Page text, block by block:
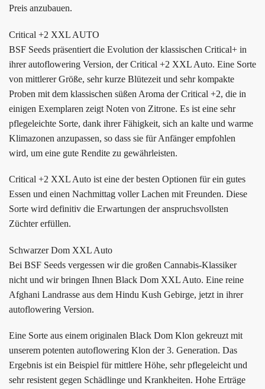
Preis anzubauen.
Critical +2 XXL AUTO
BSF Seeds präsentiert die Evolution der klassischen Critical+ in
ihrer autoflowering Version, der Critical +2 XXL Auto. Eine Sorte
von mittlerer Größe, sehr kurze Blütezeit und sehr kompakte
Proben mit dem klassischen süßen Aroma der Critical +2, die in
einigen Exemplaren zeigt Noten von Zitrone. Es ist eine sehr
pflegeleichte Sorte, dank ihrer Fähigkeit, sich an kalte und warme
Klimazonen anzupassen, so dass sie für Anfänger empfohlen
wird, um eine gute Rendite zu gewährleisten.
Critical +2 XXL Auto ist eine der besten Optionen für ein gutes
Essen und einen Nachmittag voller Lachen mit Freunden. Diese
Sorte wird definitiv die Erwartungen der anspruchsvollsten
Züchter erfüllen.
Schwarzer Dom XXL Auto
Bei BSF Seeds vergessen wir die großen Cannabis-Klassiker
nicht und wir bringen Ihnen Black Dom XXL Auto. Eine reine
Afghani Landrasse aus dem Hindu Kush Gebirge, jetzt in ihrer
autoflowering Version.
Eine Sorte aus einem originalen Black Dom Klon gekreuzt mit
unserem potenten autoflowering Klon der 3. Generation. Das
Ergebnis ist ein Beispiel für mittlere Höhe, sehr pflegeleicht und
sehr resistent gegen Schädlinge und Krankheiten. Hohe Erträge